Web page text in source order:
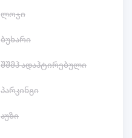
ლოჯი
ბუხარი
შშმპ ადაპტირებული
პარკინგი
აუზი